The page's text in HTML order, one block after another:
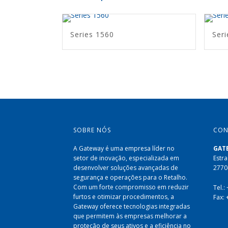
Series 1560
SOBRE NÓS
A Gateway é uma empresa líder no
setor de inovação, especializada em
desenvolver soluções avançadas de
segurança e operações para o Retalho.
Com um forte compromisso em reduzir
furtos e otimizar procedimentos, a
Gateway oferece tecnologias integradas
que permitem às empresas melhorar a
proteção de seus ativos e a eficiência no
Tel.:
Fax: